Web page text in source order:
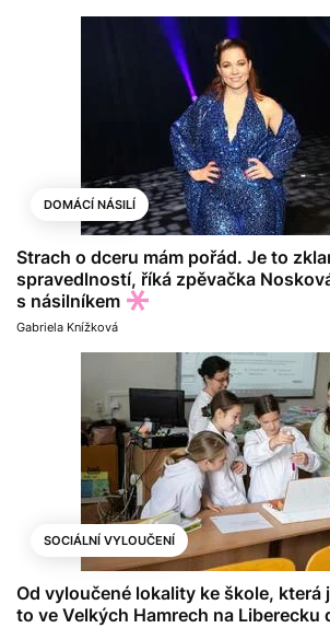
DOMÁCÍ NÁSILÍ
Strach o dceru mám pořád. Je to
spravedlností, říká zpěvačka
s násilníkem
Gabriela Knížková
SOCIÁLNÍ VYLOUČENÍ
Od vyloučené lokality ke škole, která
to ve Velkých Hamrech na Liberecku